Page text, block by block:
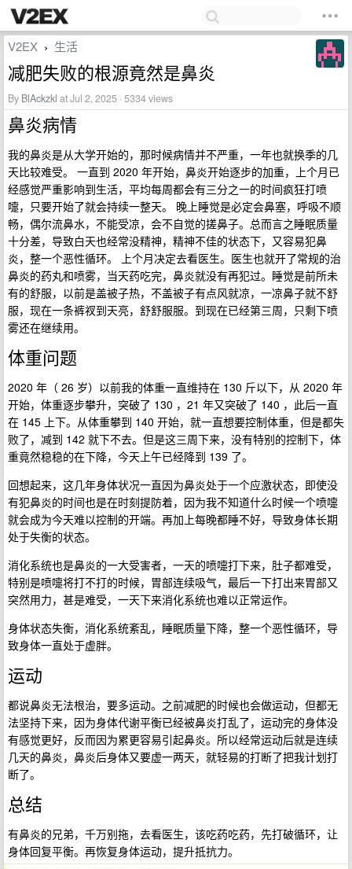
V2EX › 生活
减肥失败的根源竟然是鼻炎
By BlAckzkl at Jul 2, 2025 · 5334 views
鼻炎病情
我的鼻炎是从大学开始的，那时候病情并不严重，一年也就换季的几
天比较难受。 一直到 2020 年开始，鼻炎开始逐步的加重，上个月已
经感觉严重影响到生活，平均每周都会有三分之一的时间疯狂打喷
嚏，只要开始了就会持续一整天。 晚上睡觉是必定会鼻塞，呼吸不顺
畅，偶尔流鼻水，不能受凉，会不自觉的搓鼻子。总而言之睡眠质量
十分差，导致白天也经常没精神，精神不佳的状态下，又容易犯鼻
炎，整一个恶性循环。 上个月决定去看医生。医生也就开了常规的治
鼻炎的药丸和喷雾，当天药吃完，鼻炎就没有再犯过。睡觉是前所未
有的舒服，以前是盖被子热，不盖被子有点风就凉，一凉鼻子就不舒
服，现在一条裤衩到天亮，舒舒服服。到现在已经第三周，只剩下喷
雾还在继续用。
体重问题
2020 年（ 26 岁）以前我的体重一直维持在 130 斤以下，从 2020 年
开始，体重逐步攀升，突破了 130 ，21 年又突破了 140 ，此后一直
在 145 上下。从体重攀到 140 开始，就一直想要控制体重，但是都失
败了，减到 142 就下不去。但是这三周下来，没有特别的控制下，体
重竟然稳稳的在下降，今天上午已经降到 139 了。
回想起来，这几年身体状况一直因为鼻炎处于一个应激状态，即使没
有犯鼻炎的时间也是在时刻提防着，因为我不知道什么时候一个喷嚏
就会成为今天难以控制的开端。再加上每晚都睡不好，导致身体长期
处于失衡的状态。
消化系统也是鼻炎的一大受害者，一天的喷嚏打下来，肚子都难受，
特别是喷嚏将打不打的时候，胃部连续吸气，最后一下打出来胃部又
突然用力，甚是难受，一天下来消化系统也难以正常运作。
身体状态失衡，消化系统紊乱，睡眠质量下降，整一个恶性循环，导
致身体一直处于虚胖。
运动
都说鼻炎无法根治，要多运动。之前减肥的时候也会做运动，但都无
法坚持下来，因为身体代谢平衡已经被鼻炎打乱了，运动完的身体没
有感觉更好，反而因为累更容易引起鼻炎。所以经常运动后就是连续
几天的鼻炎，鼻炎后身体又要虚一两天，就轻易的打断了把我计划打
断了。
总结
有鼻炎的兄弟，千万别拖，去看医生，该吃药吃药，先打破循环，让
身体回复平衡。再恢复身体运动，提升抵抗力。